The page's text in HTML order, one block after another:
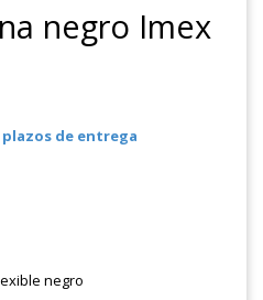
negro Imex
plazos de entrega
negro